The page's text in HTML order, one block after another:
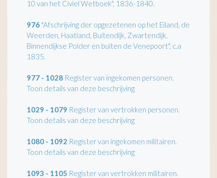
10 van het Civiel Wetboek", 1836-1840.
976 "Afschrijving der opgezetenen op het Eiland, de
Weerden, Haatland, Buitendijk, Zwartendijk,
Binnendijkse Polder en buiten de Venepoort", c.a
1835.
977 - 1028 Register van ingekomen personen.
Toon details van deze beschrijving
1029 - 1079 Register van vertrokken personen.
Toon details van deze beschrijving
1080 - 1092 Register van ingekomen militairen.
Toon details van deze beschrijving
1093 - 1105 Register van vertrokken militairen.